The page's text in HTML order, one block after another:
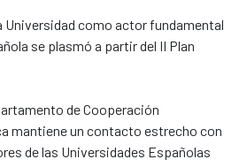
Universidad como actor fundamental
se plasmó a partir del II Plan
de Cooperación
mantiene un contacto estrecho con
de las Universidades Españolas